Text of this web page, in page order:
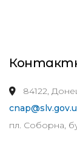
84122,
пл. Соборна,